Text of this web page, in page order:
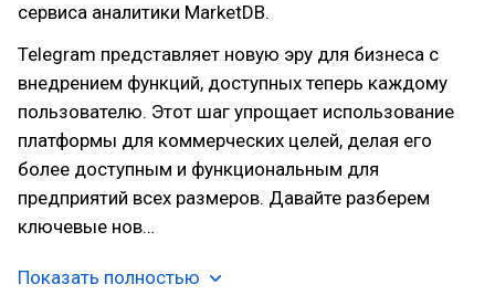
сервиса аналитики MarketDB.
Telegram представляет новую эру для бизнеса с
внедрением функций, доступных теперь каждому
пользователю. Этот шаг упрощает использование
платформы для коммерческих целей, делая его
более доступным и функциональным для
предприятий всех размеров. Давайте разберем
ключевые нов…
Показать полностью